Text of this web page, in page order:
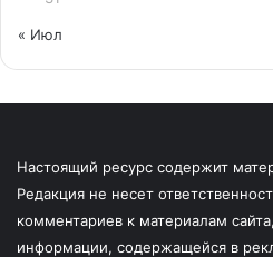
« Июл
Настоящий ресурс содержит
Редакция не несет
комментариев к материалам
информации, содержащейся в